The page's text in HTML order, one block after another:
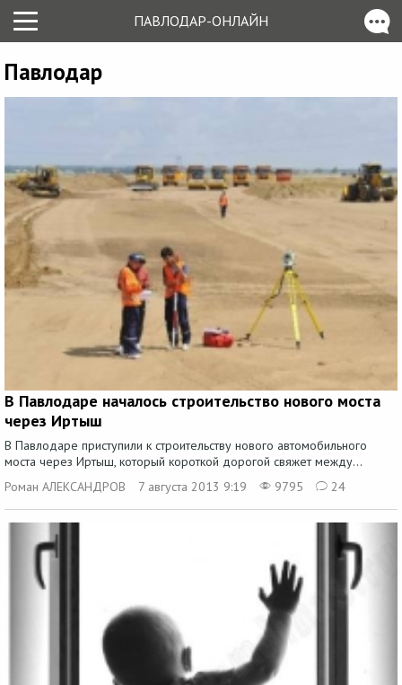
ПАВЛОДАР-ОНЛАЙН
Павлодар
В Павлодаре началось строительство нового моста
через Иртыш
В Павлодаре приступили к строительству нового автомобильного
моста через Иртыш, который короткой дорогой свяжет между...
Роман АЛЕКСАНДРОВ
7 августа 2013 9:19 9795 24